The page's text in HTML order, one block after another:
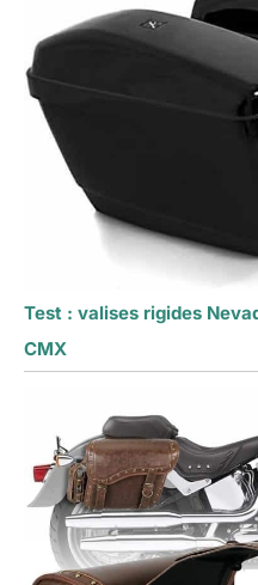
Test : valises rigides
CMX